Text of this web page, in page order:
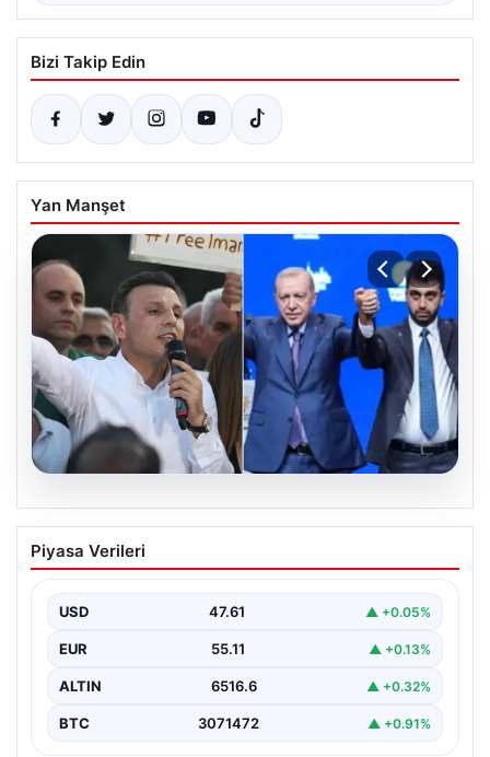
Bizi Takip Edin
Yan Manşet
05.08.2026
Tuzla’da ‘Millet İradesine Saygı’
yürüyüşü… Özgür Çelik ne olduğunu tek
altına, hırsızlığın altına niye imza atsın?’
{ "title": "Tuzla'da 'Millet İradesine Saygı' Yürüyüşü ve
Özgür Çelik'ten Açıklamalar", "content": "Tuzla
ilçesinde…
Piyasa Verileri
USD 47.61 ▲ +0.05%
EUR 55.11 ▲ +0.13%
ALTIN 6516.6 ▲ +0.32%
BTC 3071472 ▲ +0.91%